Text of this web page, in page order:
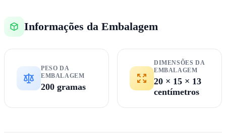
Informações da Embalagem
PESO DA
EMBALAGEM
200 gramas
DIMENSÕES DA
EMBALAGEM
20 × 15 × 13
centímetros